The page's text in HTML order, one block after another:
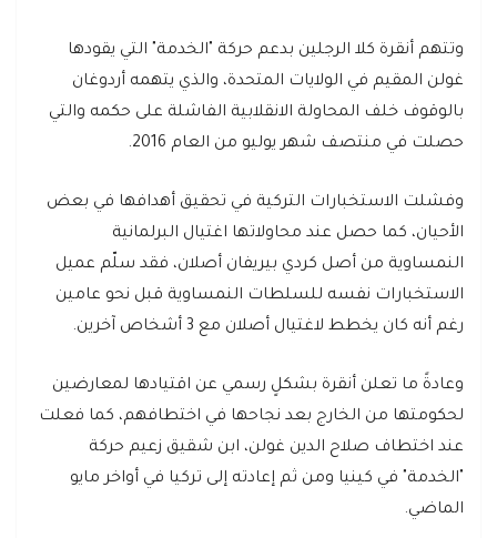
وتتهم أنقرة كلا الرجلين بدعم حركة "الخدمة" التي يقودها
غولن المقيم في الولايات المتحدة، والذي يتهمه أردوغان
بالوقوف خلف المحاولة الانقلابية الفاشلة على حكمه والتي
حصلت في منتصف شهر يوليو من العام 2016.
وفشلت الاستخبارات التركية في تحقيق أهدافها في بعض
الأحيان، كما حصل عند محاولاتها اغتيال البرلمانية
النمساوية من أصل كردي بيريفان أصلان، فقد سلّم عميل
الاستخبارات نفسه للسلطات النمساوية قبل نحو عامين
رغم أنه كان يخطط لاغتيال أصلان مع 3 أشخاص آخرين.
وعادةً ما تعلن أنقرة بشكلٍ رسمي عن اقتيادها لمعارضين
لحكومتها من الخارج بعد نجاحها في اختطافهم، كما فعلت
عند اختطاف صلاح الدين غولن، ابن شقيق زعيم حركة
"الخدمة" في كينيا ومن ثم إعادته إلى تركيا في أواخر مايو
الماضي.